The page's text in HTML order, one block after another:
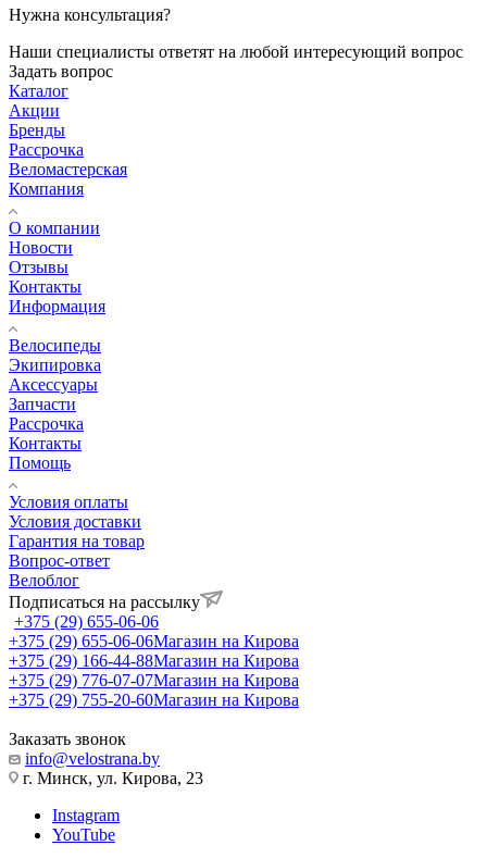
Нужна консультация?
Наши специалисты ответят на любой интересующий вопрос
Задать вопрос
Каталог
Акции
Бренды
Рассрочка
Веломастерская
Компания
О компании
Новости
Отзывы
Контакты
Информация
Велосипеды
Экипировка
Аксессуары
Запчасти
Рассрочка
Контакты
Помощь
Условия оплаты
Условия доставки
Гарантия на товар
Вопрос-ответ
Велоблог
Подписаться на рассылку
+375 (29) 655-06-06
+375 (29) 655-06-06Магазин на Кирова
+375 (29) 166-44-88Магазин на Кирова
+375 (29) 776-07-07Магазин на Кирова
+375 (29) 755-20-60Магазин на Кирова
Заказать звонок
info@velostrana.by
г. Минск, ул. Кирова, 23
Instagram
YouTube